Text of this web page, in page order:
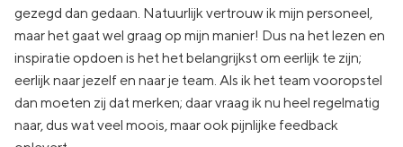
gezegd dan gedaan. Natuurlijk vertrouw ik mijn personeel,
maar het gaat wel graag op mijn manier! Dus na het lezen en
inspiratie opdoen is het het belangrijkst om eerlijk te zijn;
eerlijk naar jezelf en naar je team. Als ik het team vooropstel
dan moeten zij dat merken; daar vraag ik nu heel regelmatig
naar, dus wat veel moois, maar ook pijnlijke feedback